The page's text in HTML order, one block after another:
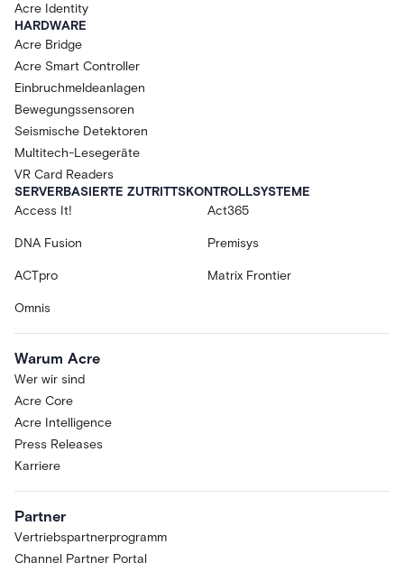
Acre Identity
HARDWARE
Acre Bridge
Acre Smart Controller
Einbruchmeldeanlagen
Bewegungssensoren
Seismische Detektoren
Multitech-Lesegeräte
VR Card Readers
SERVERBASIERTE ZUTRITTSKONTROLLSYSTEME
Access It!
Act365
DNA Fusion Premisys
ACTpro Matrix Frontier
Omnis
Warum Acre
Wer wir sind
Acre Core
Acre Intelligence
Press Releases
Karriere
Partner
Vertriebspartnerprogramm
Channel Partner Portal